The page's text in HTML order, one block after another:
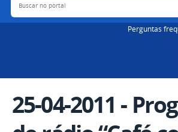
Perguntas
25-04-2011 -